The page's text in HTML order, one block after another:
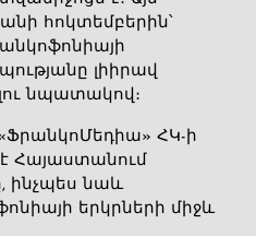
հոկտեմբերին՝
լիիրավ
նպատակով։
ՀԿ-ի
Հայաստանում
ինչպես նաև
երկրների միջև